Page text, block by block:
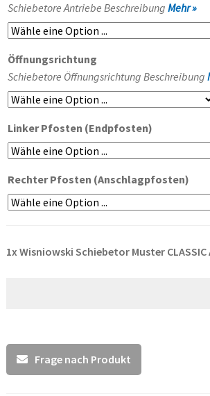
Schiebetore Antriebe Beschreibung Mehr »
Öffnungsrichtung
Schiebetore Öffnungsrichtung Beschreibung
Linker Pfosten (Endpfosten)
Rechter Pfosten (Anschlagpfosten)
1xWisniowski Schiebetor Muster CLASSIC
Frage nach Produkt